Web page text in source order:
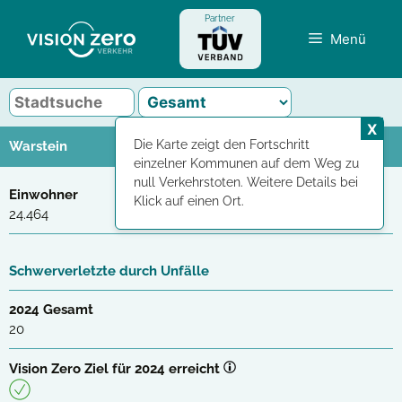
springen
Menü
Partner
Warstein
Einwohner
24.464
Schwerverletzte durch Unfälle
2024 Gesamt
20
Vision Zero Ziel für 2024 erreicht
Die Karte zeigt den Fortschritt
einzelner Kommunen auf dem Weg zu
null Verkehrstoten. Weitere Details bei
Klick auf einen Ort.
X